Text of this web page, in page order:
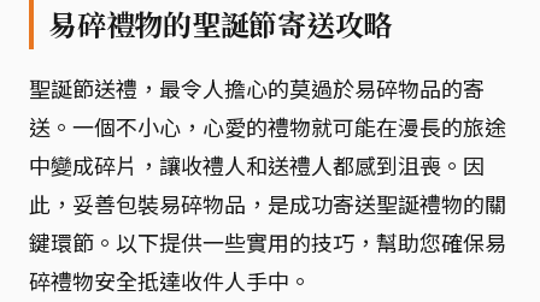
易碎禮物的聖誕節寄送攻略
聖誕節送禮，最令人擔心的莫過於易碎物品的寄
送。一個不小心，心愛的禮物就可能在漫長的旅途
中變成碎片，讓收禮人和送禮人都感到沮喪。因
此，妥善包裝易碎物品，是成功寄送聖誕禮物的關
鍵環節。以下提供一些實用的技巧，幫助您確保易
碎禮物安全抵達收件人手中。